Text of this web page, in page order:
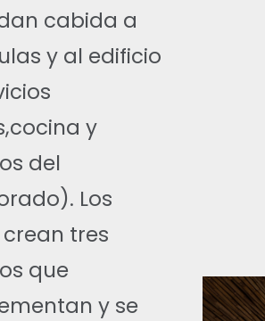
cabida a
y al edificio
y
del
Los
tres
que
y se